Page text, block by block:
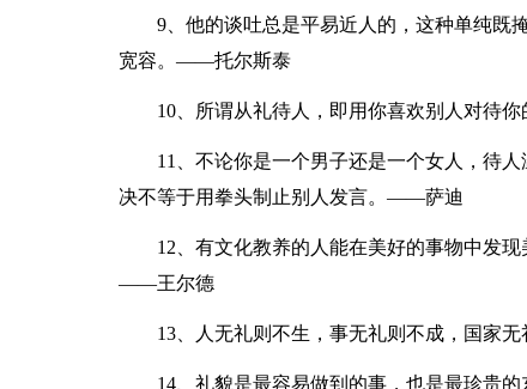
9、他的谈吐总是平易近人的，这种单纯既
宽容。——托尔斯泰
10、所谓从礼待人，即用你喜欢别人对待
11、不论你是一个男子还是一个女人，待
决不等于用拳头制止别人发言。——萨迪
12、有文化教养的人能在美好的事物中发
——王尔德
13、人无礼则不生，事无礼则不成，国家
14、礼貌是最容易做到的事，也是最珍贵